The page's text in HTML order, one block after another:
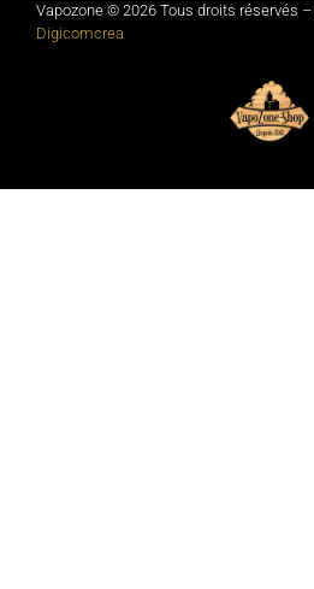
Vapozone © 2026 Tous droits réservés
Digicomcrea